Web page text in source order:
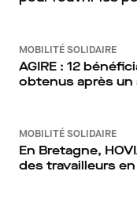
MOBILITÉ SOLIDAIRE
AGIRE : 12
obtenus après
MOBILITÉ SOLIDAIRE
En Bretagne,
des travailleurs